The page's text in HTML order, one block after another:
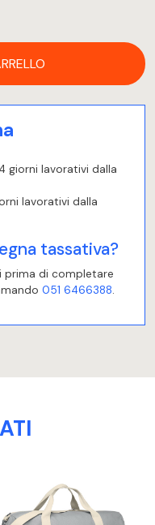
giorni lavorativi dalla
lavorativi dalla
tassativa?
di completare
051 6466388.